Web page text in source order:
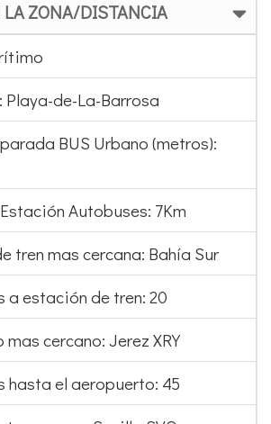
de-La-Barrosa
BUS Urbano (metros):
Autobuses: 7Km
mas cercana: Bahía Sur
a estación de tren: 20
mas cercano: Jerez XRY
el aeropuerto: 45
cercano: Sevilla SVQ
2º aeropuerto: 120